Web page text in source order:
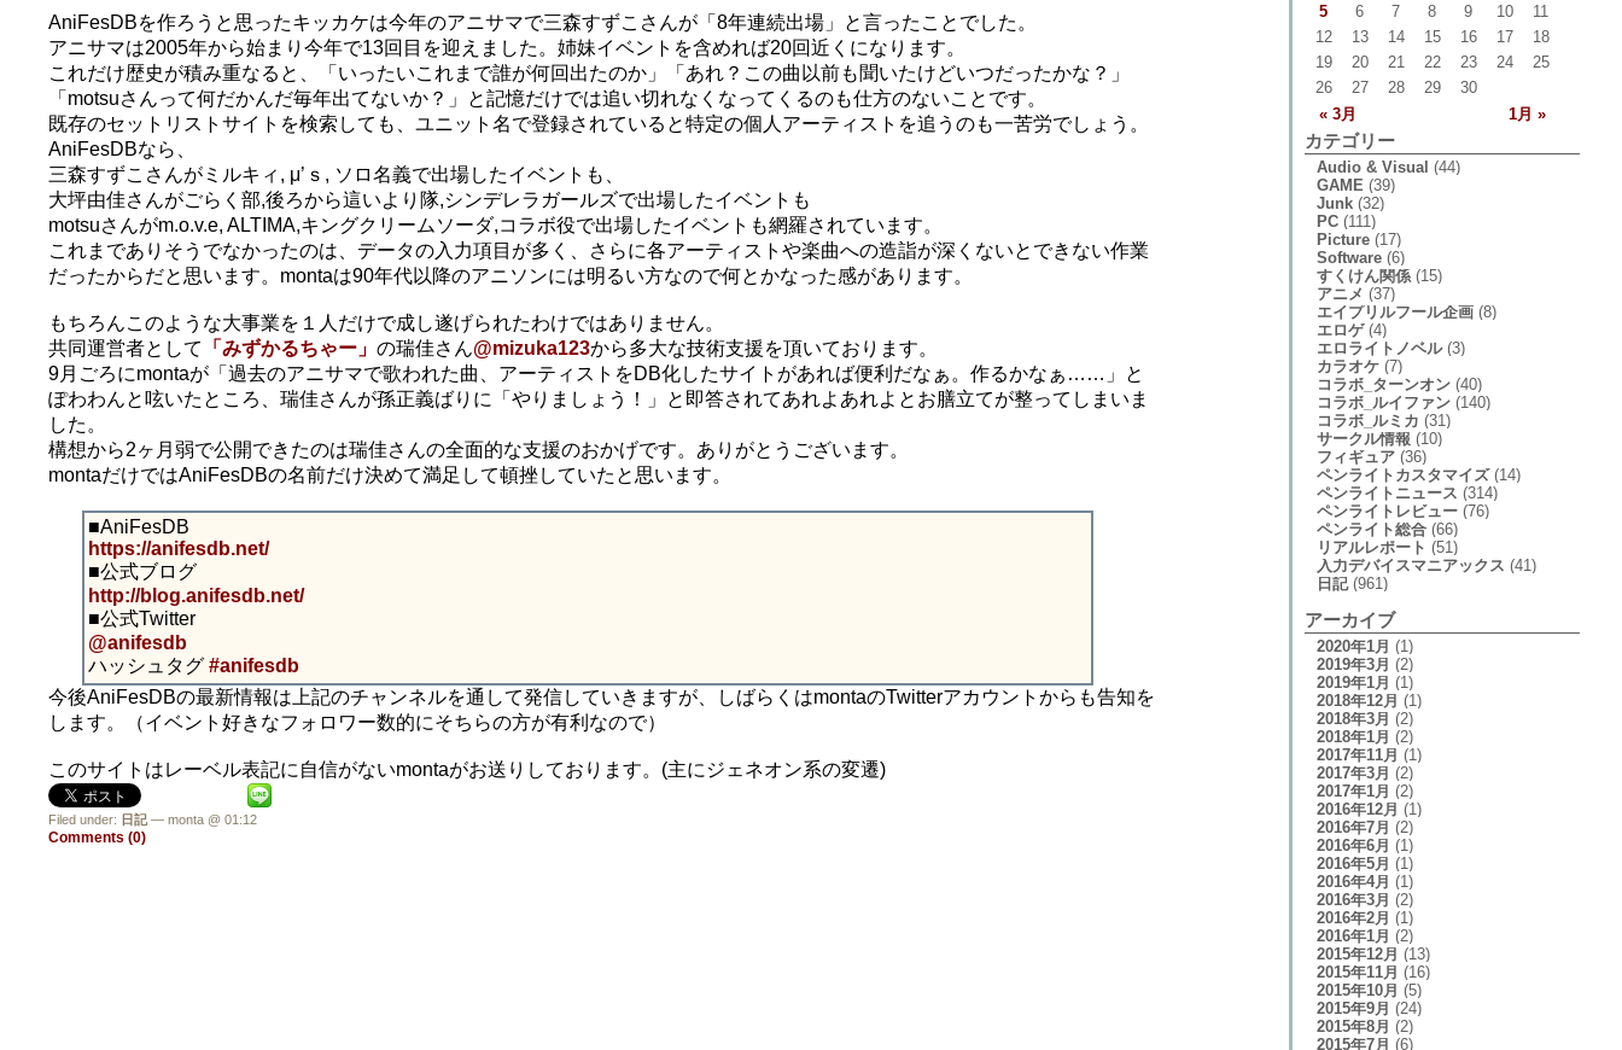
AniFesDBを作ろうと思ったキッカケは今年のアニサマで三森すずこさんが「8年連続出場」と言ったことでした。
アニサマは2005年から始まり今年で13回目を迎えました。姉妹イベントを含めれば20回近くになります。
これだけ歴史が積み重なると、「いったいこれまで誰が何回出たのか」「あれ？この曲以前も聞いたけどいつだったかな？」
「motsuさんって何だかんだ毎年出てないか？」と記憶だけでは追い切れなくなってくるのも仕方のないことです。
既存のセットリストサイトを検索しても、ユニット名で登録されていると特定の個人アーティストを追うのも一苦労でしょう。
AniFesDBなら、
三森すずこさんがミルキィ, μ’ｓ, ソロ名義で出場したイベントも、
大坪由佳さんがごらく部,後ろから這いより隊,シンデレラガールズで出場したイベントも
motsuさんがm.o.v.e, ALTIMA,キングクリームソーダ,コラボ役で出場したイベントも網羅されています。
これまでありそうでなかったのは、データの入力項目が多く、さらに各アーティストや楽曲への造詣が深くないとできない作業
だったからだと思います。montaは90年代以降のアニソンには明るい方なので何とかなった感があります。
もちろんこのような大事業を１人だけで成し遂げられたわけではありません。
共同運営者として
「みずかるちゃー」 の瑞佳さん@mizuka123から多大な技術支援を頂いております。
9月ごろにmontaが「過去のアニサマで歌われた曲、アーティストをDB化したサイトがあれば便利だなぁ。作るかなぁ……」と
ぽわわんと呟いたところ、瑞佳さんが孫正義ばりに「やりましょう！」と即答されてあれよあれよとお膳立てが整ってしまいま
した。
構想から2ヶ月弱で公開できたのは瑞佳さんの全面的な支援のおかげです。ありがとうございます。
montaだけではAniFesDBの名前だけ決めて満足して頓挫していたと思います。
■AniFesDB
https://anifesdb.net/
■公式ブログ
http://blog.anifesdb.net/
■公式Twitter
@anifesdb
ハッシュタグ #anifesdb
今後AniFesDBの最新情報は上記のチャンネルを通して発信していきますが、しばらくはmontaのTwitterアカウントからも告知を
します。（イベント好きなフォロワー数的にそちらの方が有利なので）
このサイトはレーベル表記に自信がないmontaがお送りしております。(主にジェネオン系の変遷)
Filed under: 日記— monta @ 01:12
Comments (0)
« 3月 1月 »
5
6 7 8 9 10
11
12
13 14 15 16 17
18
19
20 21 22 23 24
25
26
27 28 29 30
カテゴリー
Audio & Visual (44)
GAME (39)
Junk(32)
PC(111)
Picture(17)
Software(6)
すくけん関係(15)
アニメ (37)
エイプリルフール企画(8)
エロゲ(4)
エロライトノベル(3)
カラオケ(7)
コラボ_ターンオン(40)
コラボ_ルイファン(140)
コラボ_ルミカ (31)
サークル情報 (10)
フィギュア(36)
ペンライトカスタマイズ(14)
ペンライトニュース (314)
ペンライトレビュー(76)
ペンライト総合(66)
リアルレポート (51)
入力デバイスマニアックス (41)
日記(961)
アーカイブ
2020年1月 (1)
2019年3月 (2)
2019年1月 (1)
2018年12月 (1)
2018年3月 (2)
2018年1月 (2)
2017年11月 (1)
2017年3月 (2)
2017年1月 (2)
2016年12月 (1)
2016年7月 (2)
2016年6月 (1)
2016年5月 (1)
2016年4月 (1)
2016年3月 (2)
2016年2月 (1)
2016年1月 (2)
2015年12月 (13)
2015年11月 (16)
2015年10月 (5)
2015年9月 (24)
2015年8月 (2)
2015年7月 (6)